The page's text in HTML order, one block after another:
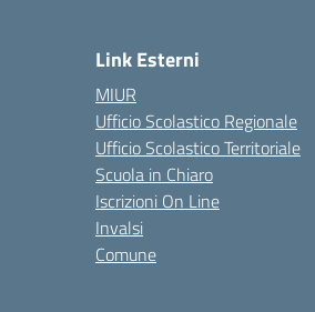
Link Esterni
MIUR
Ufficio Scolastico Regionale
Ufficio Scolastico Territoriale
Scuola in Chiaro
Iscrizioni On Line
Invalsi
Comune